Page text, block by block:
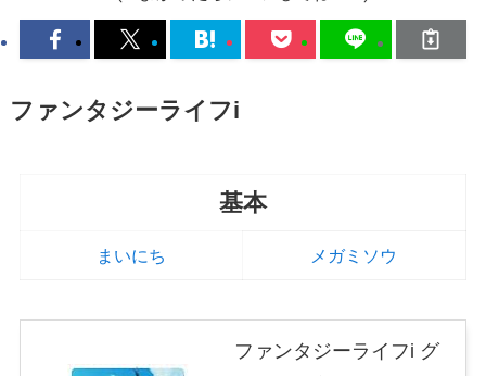
ファンタジーライフi
基本
まいにち メガミソウ
ファンタジーライフi グ